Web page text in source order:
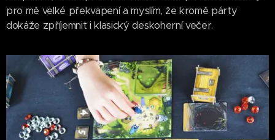
pro mě velké překvapení a myslím, že kromě párty
dokáže zpříjemnit i klasický deskoherní večer.